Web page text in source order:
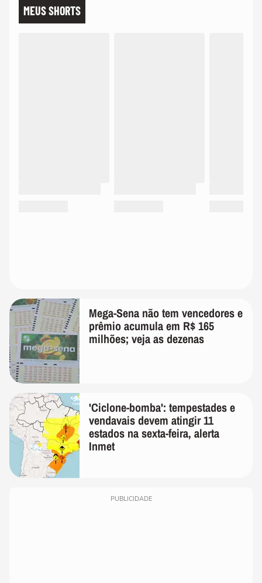
MEUS SHORTS
Mega-Sena não tem vencedores e
prêmio acumula em R$ 165
milhões; veja as dezenas
'Ciclone-bomba': tempestades e
vendavais devem atingir 11
estados na sexta-feira, alerta
Inmet
PUBLICIDADE